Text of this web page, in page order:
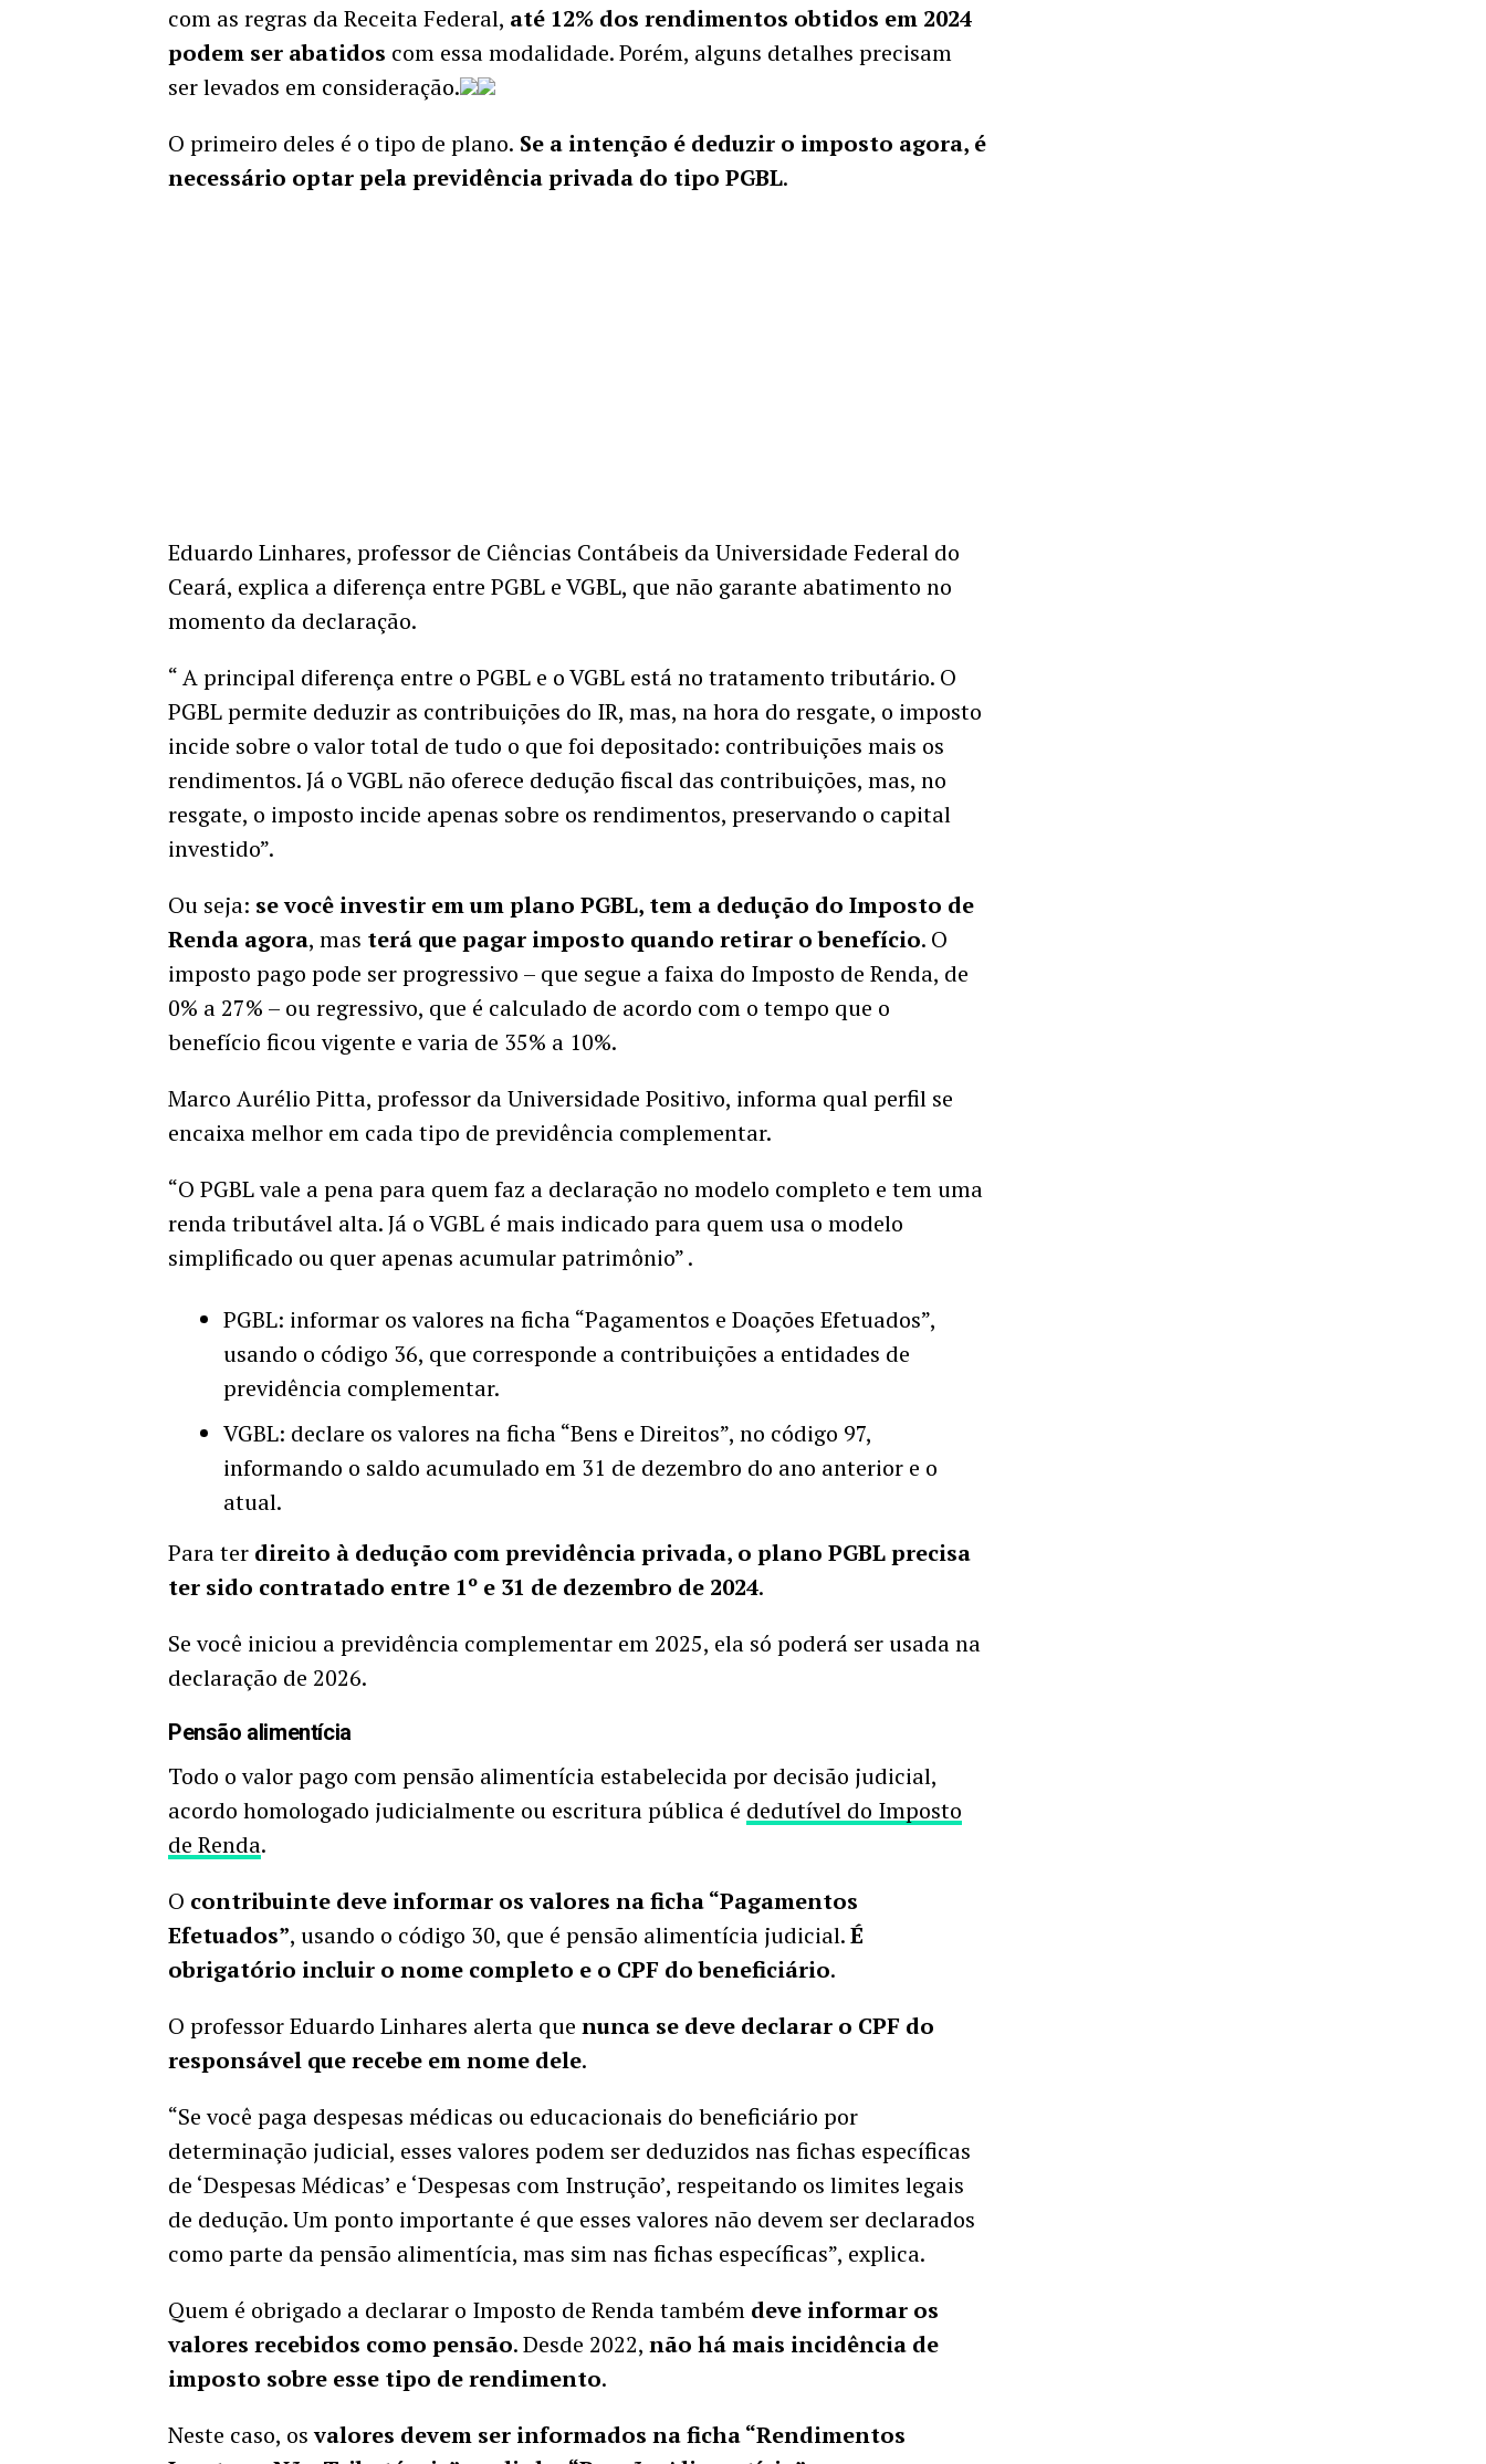
com as regras da Receita Federal, até 12% dos rendimentos obtidos em 2024
podem ser abatidos com essa modalidade. Porém, alguns detalhes precisam
ser levados em consideração.
O primeiro deles é o tipo de plano. Se a intenção é deduzir o imposto agora, é
necessário optar pela previdência privada do tipo PGBL.
Eduardo Linhares, professor de Ciências Contábeis da Universidade Federal do
Ceará, explica a diferença entre PGBL e VGBL, que não garante abatimento no
momento da declaração.
“ A principal diferença entre o PGBL e o VGBL está no tratamento tributário. O
PGBL permite deduzir as contribuições do IR, mas, na hora do resgate, o imposto
incide sobre o valor total de tudo o que foi depositado: contribuições mais os
rendimentos. Já o VGBL não oferece dedução fiscal das contribuições, mas, no
resgate, o imposto incide apenas sobre os rendimentos, preservando o capital
investido”.
Ou seja: se você investir em um plano PGBL, tem a dedução do Imposto de
Renda agora, mas terá que pagar imposto quando retirar o benefício. O
imposto pago pode ser progressivo – que segue a faixa do Imposto de Renda, de
0% a 27% – ou regressivo, que é calculado de acordo com o tempo que o
benefício ficou vigente e varia de 35% a 10%.
Marco Aurélio Pitta, professor da Universidade Positivo, informa qual perfil se
encaixa melhor em cada tipo de previdência complementar.
“O PGBL vale a pena para quem faz a declaração no modelo completo e tem uma
renda tributável alta. Já o VGBL é mais indicado para quem usa o modelo
simplificado ou quer apenas acumular patrimônio” .
PGBL: informar os valores na ficha “Pagamentos e Doações Efetuados”,
usando o código 36, que corresponde a contribuições a entidades de
previdência complementar.
VGBL: declare os valores na ficha “Bens e Direitos”, no código 97,
informando o saldo acumulado em 31 de dezembro do ano anterior e o
atual.
Para ter direito à dedução com previdência privada, o plano PGBL precisa
ter sido contratado entre 1º e 31 de dezembro de 2024.
Se você iniciou a previdência complementar em 2025, ela só poderá ser usada na
declaração de 2026.
Pensão alimentícia
Todo o valor pago com pensão alimentícia estabelecida por decisão judicial,
acordo homologado judicialmente ou escritura pública é dedutível do Imposto
de Renda.
O contribuinte deve informar os valores na ficha “Pagamentos
Efetuados”, usando o código 30, que é pensão alimentícia judicial.É
obrigatório incluir o nome completo e o CPF do beneficiário.
O professor Eduardo Linhares alerta que nunca se deve declarar o CPF do
responsável que recebe em nome dele.
“Se você paga despesas médicas ou educacionais do beneficiário por
determinação judicial, esses valores podem ser deduzidos nas fichas específicas
de ‘Despesas Médicas’ e ‘Despesas com Instrução’, respeitando os limites legais
de dedução. Um ponto importante é que esses valores não devem ser declarados
como parte da pensão alimentícia, mas sim nas fichas específicas”, explica.
Quem é obrigado a declarar o Imposto de Renda também deve informar os
valores recebidos como pensão. Desde 2022, não há mais incidência de
imposto sobre esse tipo de rendimento.
Neste caso, osvalores devem ser informados na ficha “Rendimentos